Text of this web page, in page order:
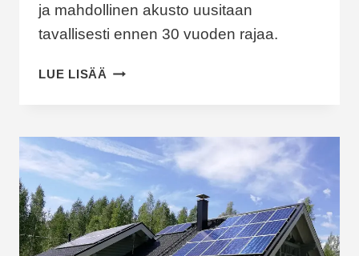
ja mahdollinen akusto uusitaan
tavallisesti ennen 30 vuoden rajaa.
LUE LISÄÄ AURINKOVOIMALAN
–
MITÄ
OSIA
UUSITAAN
JA
MILLOIN?